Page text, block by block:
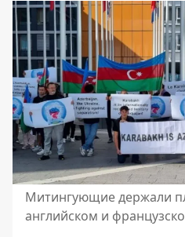
Митингующие держали
английском и